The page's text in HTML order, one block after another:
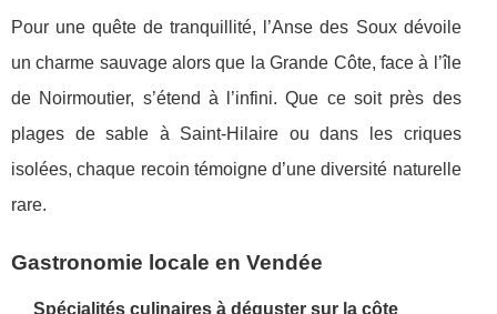
Pour une quête de tranquillité, l’Anse des Soux dévoile
un charme sauvage alors que la Grande Côte, face à l’île
de Noirmoutier, s’étend à l’infini. Que ce soit près des
plages de sable à Saint-Hilaire ou dans les criques
isolées, chaque recoin témoigne d’une diversité naturelle
rare.
Gastronomie locale en Vendée
Spécialités culinaires à déguster sur la côte